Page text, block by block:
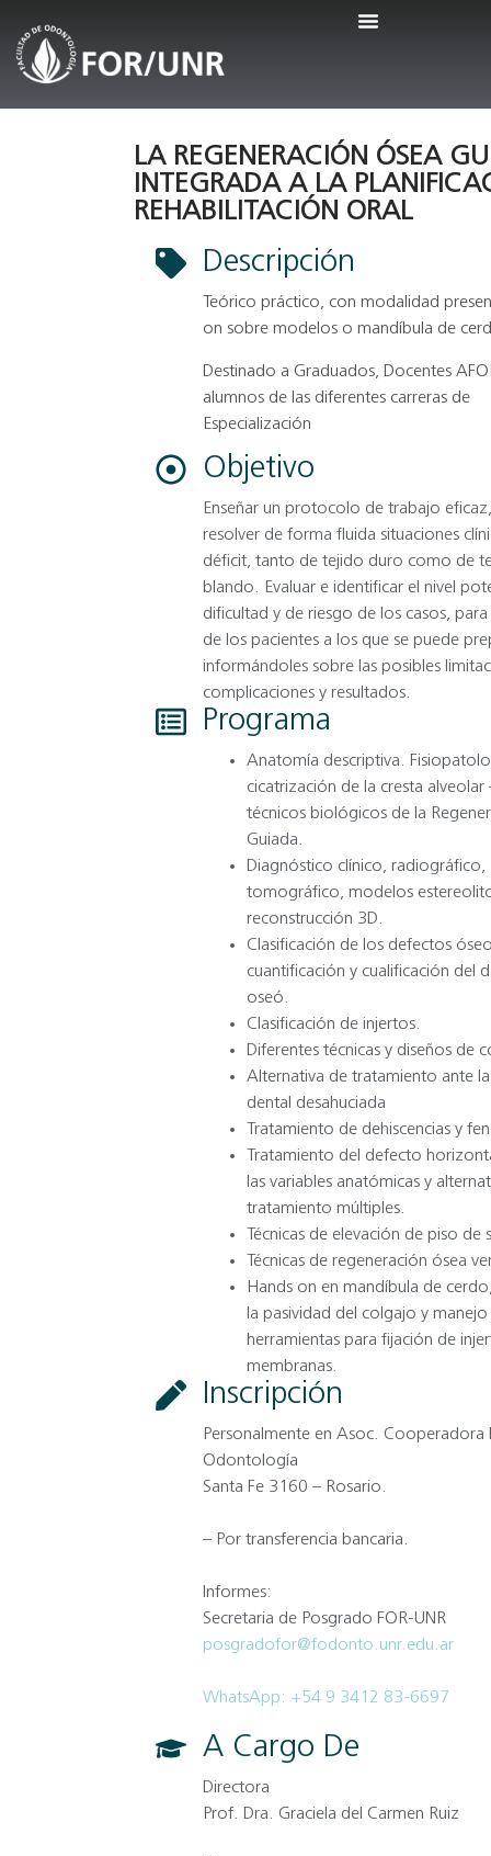
LA REGENERACIÓN ÓSEA
INTEGRADA A LA
REHABILITACIÓN ORAL
Descripción
Teórico práctico, con modalidad
on sobre modelos o mandíbula de
Destinado a Graduados, Docentes
alumnos de las diferentes carreras de
Especialización
Objetivo
Enseñar un protocolo de trabajo
resolver de forma fluida situaciones
déficit, tanto de tejido duro como de
blando. Evaluar e identificar el nivel
dificultad y de riesgo de los casos,
de los pacientes a los que se puede
informándoles sobre las posibles
complicaciones y resultados.
Programa
Anatomía descriptiva.
cicatrización de la cresta alveolar
técnicos biológicos de la
Guiada.
Diagnóstico clínico, radiográfico,
tomográfico, modelos
reconstrucción 3D.
Clasificación de los defectos
cuantificación y cualificación del
oseó.
Clasificación de injertos.
Diferentes técnicas y diseños de
Alternativa de tratamiento ante
dental desahuciada
Tratamiento de dehiscencias y
Tratamiento del defecto
las variables anatómicas y
tratamiento múltiples.
Técnicas de elevación de piso de
Técnicas de regeneración ósea
Hands on en mandíbula de
la pasividad del colgajo y
herramientas para fijación de
membranas.
Inscripción
Personalmente en Asoc. Cooperadora
Odontología
Santa Fe 3160 – Rosario.
– Por transferencia bancaria.
Informes:
Secretaria de Posgrado FOR-UNR
posgradofor@fodonto.unr.edu.ar
WhatsApp: +54 9 3412 83-6697
A Cargo De
Directora
Prof. Dra. Graciela del Carmen Ruiz